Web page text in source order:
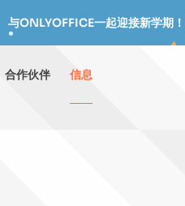
与ONLYOFFICE一起迎接新学期！
合作伙伴 信息